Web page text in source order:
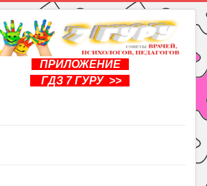
ПРИЛОЖЕНИЕ
ГДЗ 7 ГУРУ >>